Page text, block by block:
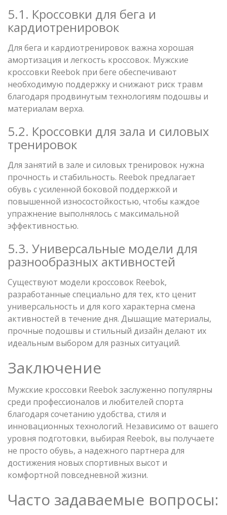
5.1. Кроссовки для бега и
кардиотренировок
Для бега и кардиотренировок важна хорошая
амортизация и легкость кроссовок. Мужские
кроссовки Reebok при беге обеспечивают
необходимую поддержку и снижают риск травм
благодаря продвинутым технологиям подошвы и
материалам верха.
5.2. Кроссовки для зала и силовых
тренировок
Для занятий в зале и силовых тренировок нужна
прочность и стабильность. Reebok предлагает
обувь с усиленной боковой поддержкой и
повышенной износостойкостью, чтобы каждое
упражнение выполнялось с максимальной
эффективностью.
5.3. Универсальные модели для
разнообразных активностей
Существуют модели кроссовок Reebok,
разработанные специально для тех, кто ценит
универсальность и для кого характерна смена
активностей в течение дня. Дышащие материалы,
прочные подошвы и стильный дизайн делают их
идеальным выбором для разных ситуаций.
Заключение
Мужские кроссовки Reebok заслуженно популярны
среди профессионалов и любителей спорта
благодаря сочетанию удобства, стиля и
инновационных технологий. Независимо от вашего
уровня подготовки, выбирая Reebok, вы получаете
не просто обувь, а надежного партнера для
достижения новых спортивных высот и
комфортной повседневной жизни.
Часто задаваемые вопросы: